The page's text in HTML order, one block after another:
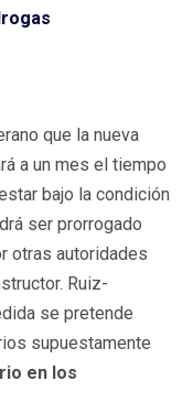
que la nueva
a un mes el tiempo
bajo la condición
ser prorrogado
otras autoridades
Ruiz-
se pretende
supuestamente
en los